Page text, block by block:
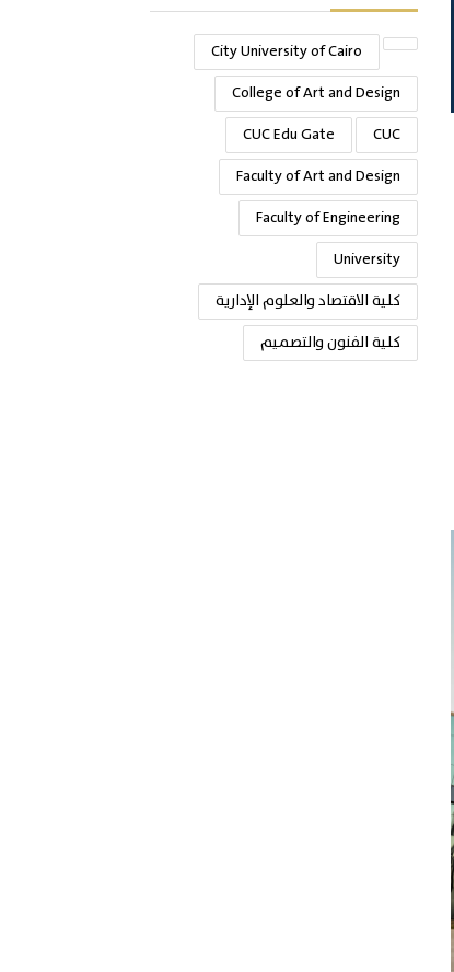
City University of Cairo
College of Art and Design
CUC
CUC Edu Gate
Faculty of Art and Design
Faculty of Engineering
University
كلية الاقتصاد والعلوم الإدارية
كلية الفنون والتصميم